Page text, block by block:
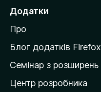
е
й
т
и
а
д
Додатки
Про
Блог додатків Firefox
Семінар з розширень
Центр розробника